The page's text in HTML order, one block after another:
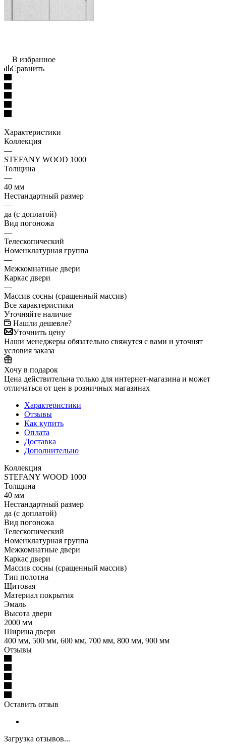
В избранное
Сравнить
Характеристики
Коллекция
—
STEFANY WOOD 1000
Толщина
—
40 мм
Нестандартный размер
—
да (с доплатой)
Вид погоножа
—
Телескопический
Номенклатурная группа
—
Межкомнатные двери
Каркас двери
—
Массив сосны (сращенный массив)
Все характеристики
Уточняйте наличие
Нашли дешевле?
Уточнить цену
Наши менеджеры обязательно свяжутся с вами и уточнят
условия заказа
Хочу в подарок
Цена действительна только для интернет-магазина и может
отличаться от цен в розничных магазинах
Характеристики
Отзывы
Как купить
Оплата
Доставка
Дополнительно
Коллекция
STEFANY WOOD 1000
Толщина
40 мм
Нестандартный размер
да (с доплатой)
Вид погоножа
Телескопический
Номенклатурная группа
Межкомнатные двери
Каркас двери
Массив сосны (сращенный массив)
Тип полотна
Щитовая
Материал покрытия
Эмаль
Высота двери
2000 мм
Ширина двери
400 мм, 500 мм, 600 мм, 700 мм, 800 мм, 900 мм
Отзывы
Оставить отзыв
Загрузка отзывов...